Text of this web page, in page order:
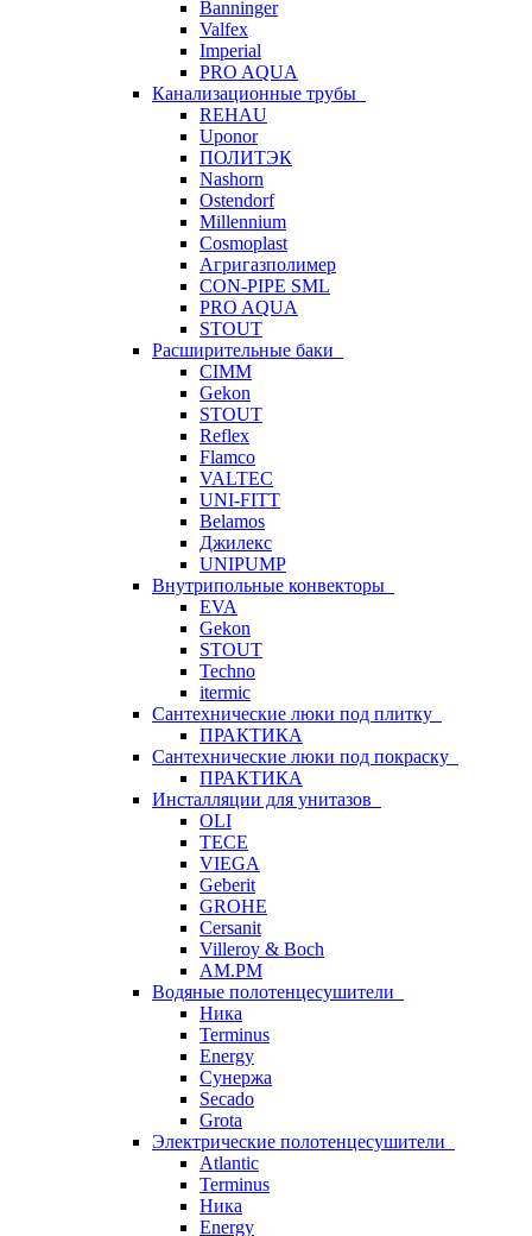
Banninger
Valfex
Imperial
PRO AQUA
Канализационные трубы
REHAU
Uponor
ПОЛИТЭК
Nashorn
Ostendorf
Millennium
Cosmoplast
Агригазполимер
CON-PIPE SML
PRO AQUA
STOUT
Расширительные баки
CIMM
Gekon
STOUT
Reflex
Flamco
VALTEC
UNI-FITT
Belamos
Джилекс
UNIPUMP
Внутрипольные конвекторы
EVA
Gekon
STOUT
Techno
itermic
Сантехнические люки под плитку
ПРАКТИКА
Сантехнические люки под покраску
ПРАКТИКА
Инсталляции для унитазов
OLI
TECE
VIEGA
Geberit
GROHE
Cersanit
Villeroy & Boch
AM.PM
Водяные полотенцесушители
Ника
Terminus
Energy
Сунержа
Secado
Grota
Электрические полотенцесушители
Atlantic
Terminus
Ника
Energy